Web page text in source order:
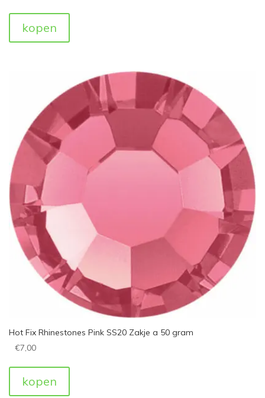
kopen
Hot Fix Rhinestones Pink SS20 Zakje a 50 gram
€7,00
kopen